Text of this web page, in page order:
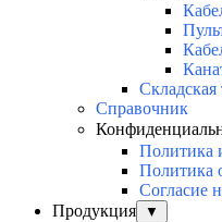
Складская
Справочник
Политика
Политика
Согласие
Продукция
▼